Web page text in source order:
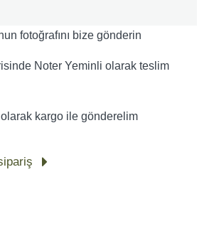
fotoğrafını bize gönderin
Noter Yeminli olarak teslim
kargo ile gönderelim